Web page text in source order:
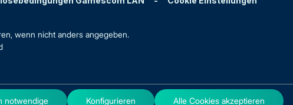
wenn nicht anders angegeben.
notwendige Konfigurieren Alle Cookies akzeptieren